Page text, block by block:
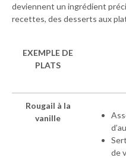
deviennent un ingrédient
recettes, des desserts aux
EXEMPLE DE
PLATS
Rougail à la
vanille
de